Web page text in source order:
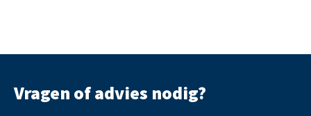
Vragen of advies nodig?